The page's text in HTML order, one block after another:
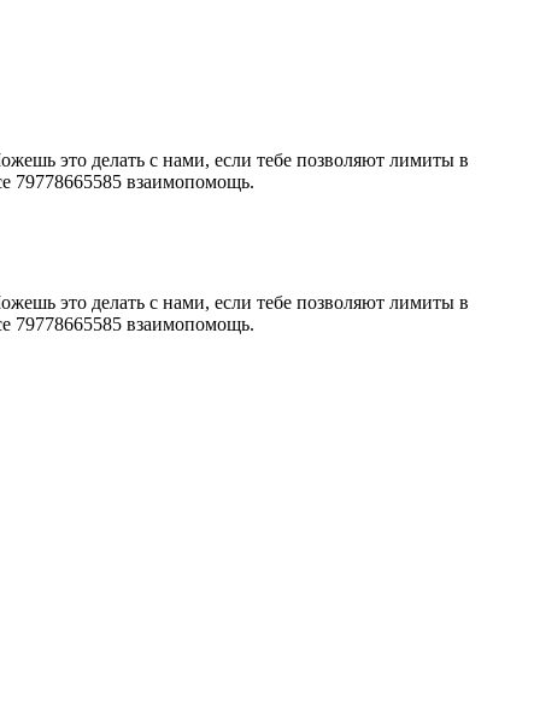
это делать с нами, если тебе позволяют лимиты в
79778665585 взаимопомощь.
это делать с нами, если тебе позволяют лимиты в
79778665585 взаимопомощь.